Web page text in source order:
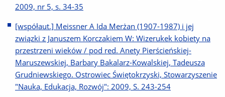
2009, nr 5, s. 34-35
[współaut.] Meissner A Ida Merżan (1907-1987) i jej
związki z Januszem Korczakiem W: Wizerukek kobiety na
przestrzeni wieków / pod red. Anety Pierścieńskiej-
Maruszewskiej, Barbary Bakalarz-Kowalskiej, Tadeusza
Grudniewskiego. Ostrowiec Świętokrzyski, Stowarzyszenie
"Nauka, Edukacja, Rozwój": 2009, S. 243-254